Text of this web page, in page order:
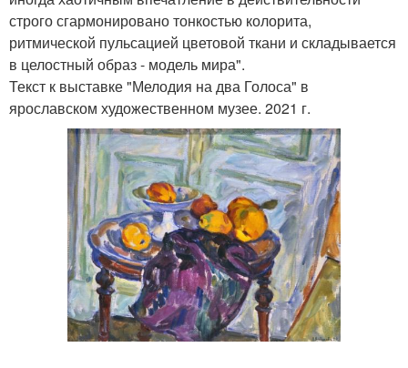
строго сгармонировано тонкостью колорита,
ритмической пульсацией цветовой ткани и складывается
в целостный образ - модель мира".
Текст к выставке "Мелодия на два Голоса" в
ярославском художественном музее. 2021 г.